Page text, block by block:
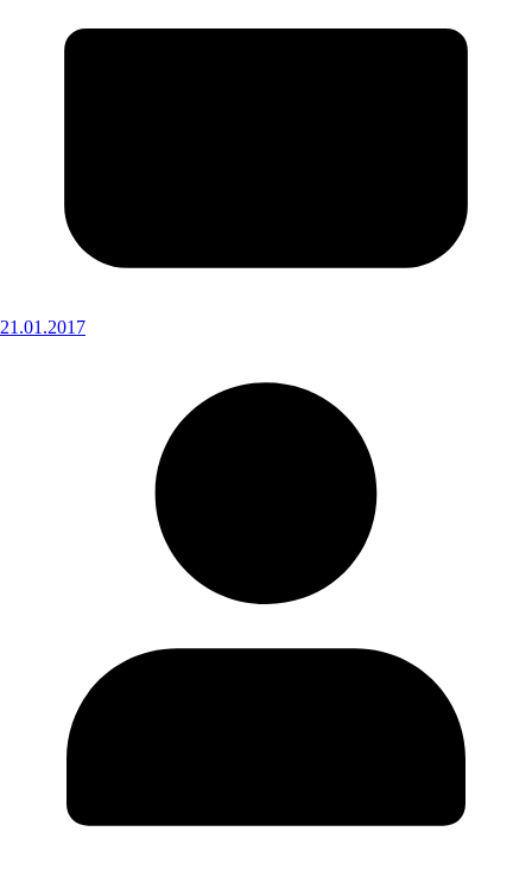
21.01.2017